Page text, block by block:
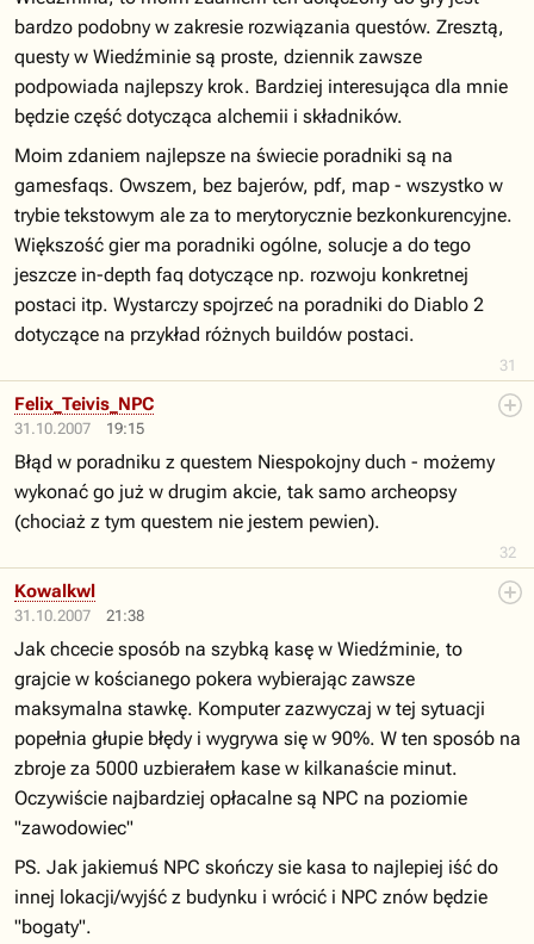
31
bardzo podobny w zakresie rozwiązania questów. Zresztą,
questy w Wiedźminie są proste, dziennik zawsze
podpowiada najlepszy krok. Bardziej interesująca dla mnie
będzie część dotycząca alchemii i składników.
Moim zdaniem najlepsze na świecie poradniki są na
gamesfaqs. Owszem, bez bajerów, pdf, map - wszystko w
trybie tekstowym ale za to merytorycznie bezkonkurencyjne.
Większość gier ma poradniki ogólne, solucje a do tego
jeszcze in-depth faq dotyczące np. rozwoju konkretnej
postaci itp. Wystarczy spojrzeć na poradniki do Diablo 2
dotyczące na przykład różnych buildów postaci.
31.10.2007 19:15
32
Felix_Teivis_NPC
Błąd w poradniku z questem Niespokojny duch - możemy
wykonać go już w drugim akcie, tak samo archeopsy
(chociaż z tym questem nie jestem pewien).
31.10.2007 21:38
Kowalkwl
Jak chcecie sposób na szybką kasę w Wiedźminie, to
grajcie w kościanego pokera wybierając zawsze
maksymalna stawkę. Komputer zazwyczaj w tej sytuacji
popełnia głupie błędy i wygrywa się w 90%. W ten sposób na
zbroje za 5000 uzbierałem kase w kilkanaście minut.
Oczywiście najbardziej opłacalne są NPC na poziomie
"zawodowiec"
PS. Jak jakiemuś NPC skończy sie kasa to najlepiej iść do
innej lokacji/wyjść z budynku i wrócić i NPC znów będzie
"bogaty".